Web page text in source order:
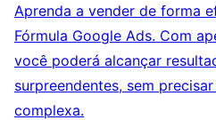
Aprenda a vender de forma
Fórmula Google Ads. Com
você poderá alcançar
surpreendentes, sem
complexa.